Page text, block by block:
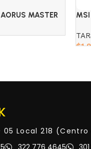
MASTER
$
Local 218
322 776 4645